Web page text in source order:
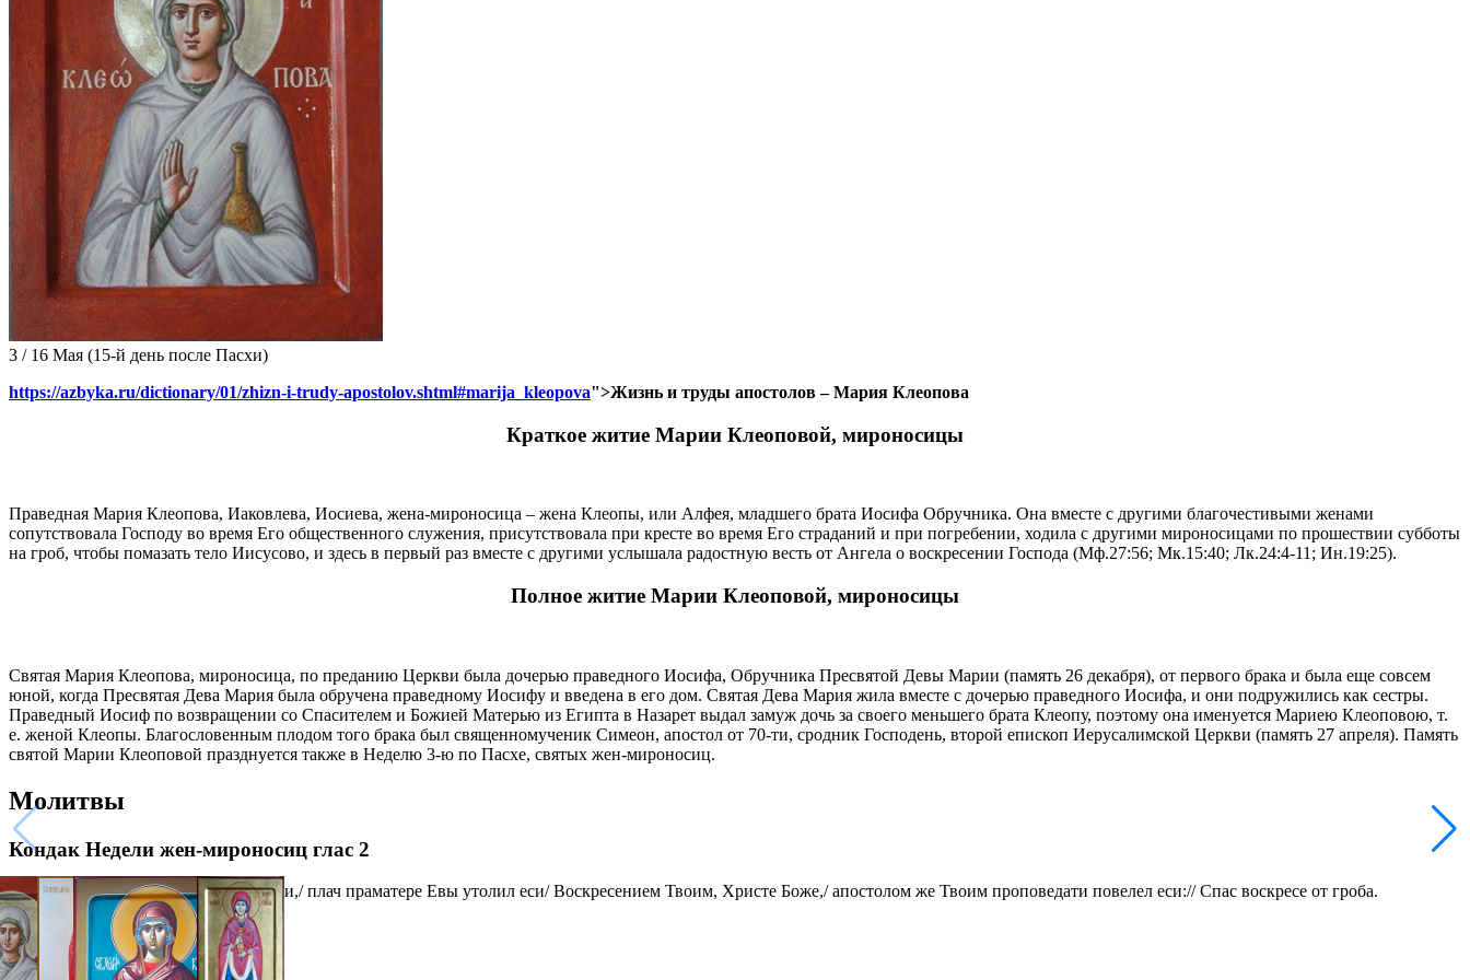
3 / 16 Мая (15-й день после Пасхи)
https://azbyka.ru/dictionary/01/zhizn-i-trudy-apostolov.shtml#marija_kleopova">Жизнь и труды апостолов – Мария Клеопова
Краткое житие Марии Клеоповой, мироносицы
Праведная Мария Клеопова, Иаковлева, Иосиева, жена-мироносица – жена Клеопы, или Алфея, младшего брата Иосифа Обручника. Она вместе с другими благочестивыми женами
сопутствовала Господу во время Его общественного служения, присутствовала при кресте во время Его страданий и при погребении, ходила с другими мироносицами по прошествии субботы
на гроб, чтобы помазать тело Иисусово, и здесь в первый раз вместе с другими услышала радостную весть от Ангела о воскресении Господа (Мф.27:56; Мк.15:40; Лк.24:4-11; Ин.19:25).
Полное житие Марии Клеоповой, мироносицы
Святая Мария Клеопова, мироносица, по преданию Церкви была дочерью праведного Иосифа, Обручника Пресвятой Девы Марии (память 26 декабря), от первого брака и была еще совсем
юной, когда Пресвятая Дева Мария была обручена праведному Иосифу и введена в его дом. Святая Дева Мария жила вместе с дочерью праведного Иосифа, и они подружились как сестры.
Праведный Иосиф по возвращении со Спасителем и Божией Матерью из Египта в Назарет выдал замуж дочь за своего меньшего брата Клеопу, поэтому она именуется Мариею Клеоповою, т.
е. женой Клеопы. Благословенным плодом того брака был священномученик Симеон, апостол от 70-ти, сродник Господень, второй епископ Иерусалимской Церкви (память 27 апреля). Память
святой Марии Клеоповой празднуется также в Неделю 3-ю по Пасхе, святых жен-мироносиц.
Молитвы
Кондак Недели жен-мироносиц глас 2
Радоватися мироносицам повелел еси,/ плач праматере Евы утолил еси/ Воскресением Твоим, Христе Боже,/ апостолом же Твоим проповедати повелел еси:// Спас воскресе от гроба.
Галерея